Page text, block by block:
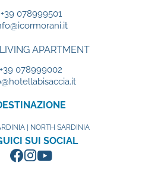
+39 078999501
APARTMENT
+39 078999002
| NORTH SARDINIA
SUI SOCIAL